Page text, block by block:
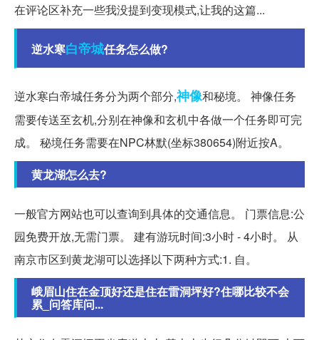
在评论区补充一些我没提到变现模式,让我的这篇...
逆水寒白帝城任务怎么做?
逆水寒白帝城任务分为两个部分,神像和秘境。 神像任务
需要传送至玄机,分别在神像和玄机中各做一个任务即可完
成。 秘境任务需要在NPC林默(坐标380654)附近按A。
黄龙湖怎么去?
一般官方网站也可以查询到具体的交通信息。 门票信息:公
园免费开放,无需门票。 建有游玩时间:3小时 - 4小时。 从
南京市区到黄龙湖可以选择以下两种方式:1. 自。
峨眉山住在金顶好还是住在雷洞坪好?住哪比较不会
累_问答库问...